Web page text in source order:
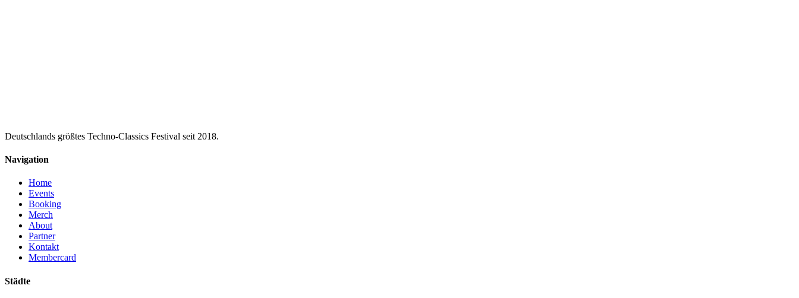
Deutschlands größtes Techno-Classics Festival seit 2018.
Navigation
Home
Events
Booking
Merch
About
Partner
Kontakt
Membercard
Städte